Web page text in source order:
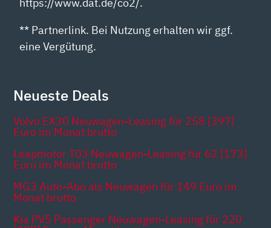
https://www.dat.de/co2/.
** Partnerlink. Bei Nutzung erhalten wir ggf.
eine Vergütung.
Neueste Deals
Volvo EX30 Neuwagen-Leasing für 258 [397]
Euro im Monat brutto
Leapmotor T03 Neuwagen-Leasing für 62 [173]
Euro im Monat brutto
MG3 Auto-Abo als Neuwagen für 149 Euro im
Monat brutto
Kia PV5 Passenger Neuwagen-Leasing für 220